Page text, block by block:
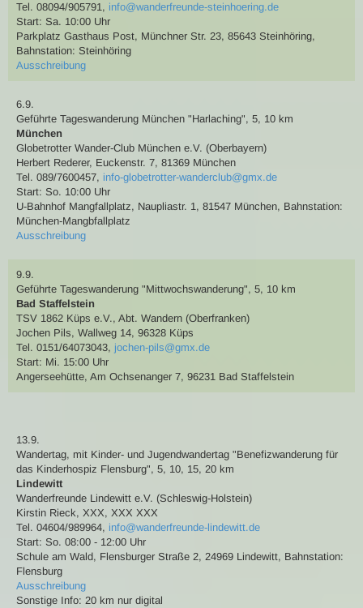
Tel. 08094/905791, info@wanderfreunde-steinhoering.de
Start: Sa. 10:00 Uhr
Parkplatz Gasthaus Post, Münchner Str. 23, 85643 Steinhöring,
Bahnstation: Steinhöring
Ausschreibung
6.9.
Geführte Tageswanderung München "Harlaching", 5, 10 km
München
Globetrotter Wander-Club München e.V. (Oberbayern)
Herbert Rederer, Euckenstr. 7, 81369 München
Tel. 089/7600457, info-globetrotter-wanderclub@gmx.de
Start: So. 10:00 Uhr
U-Bahnhof Mangfallplatz, Naupliastr. 1, 81547 München, Bahnstation:
München-Mangbfallplatz
Ausschreibung
9.9.
Geführte Tageswanderung "Mittwochswanderung", 5, 10 km
Bad Staffelstein
TSV 1862 Küps e.V., Abt. Wandern (Oberfranken)
Jochen Pils, Wallweg 14, 96328 Küps
Tel. 0151/64073043, jochen-pils@gmx.de
Start: Mi. 15:00 Uhr
Angerseehütte, Am Ochsenanger 7, 96231 Bad Staffelstein
13.9.
Wandertag, mit Kinder- und Jugendwandertag "Benefizwanderung für
das Kinderhospiz Flensburg", 5, 10, 15, 20 km
Lindewitt
Wanderfreunde Lindewitt e.V. (Schleswig-Holstein)
Kirstin Rieck, XXX, XXX XXX
Tel. 04604/989964, info@wanderfreunde-lindewitt.de
Start: So. 08:00 - 12:00 Uhr
Schule am Wald, Flensburger Straße 2, 24969 Lindewitt, Bahnstation:
Flensburg
Ausschreibung
Sonstige Info: 20 km nur digital